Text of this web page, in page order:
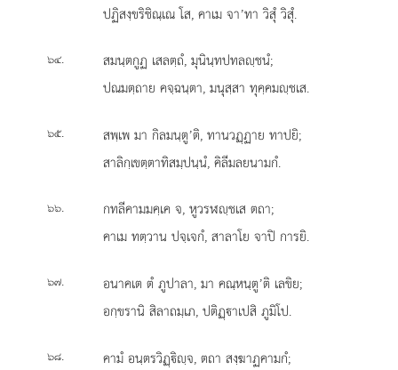
ปฏิสงฺขริชิณฺเณ โส, คาเม จา’ทา วิสุํ วิสุํ.
๖๔.
สมนฺตกูฏ เสลตฺถํ, มุนินฺทปทลฺชนํ;
ปณมตฺถาย คจฺฉนฺตา, มนุสฺสา ทุคฺคมฺชเส.
๖๕.
สพฺเพ มา กิลมนฺตู’ติ, ทานวฏฺฏาย ทาปยิ;
สาลิกฺเขตฺตาทิสมฺปนฺนํ, คิลีมลยนามกํ.
๖๖.
กทลีคามมคฺเค จ, หูวรฬฺชเส ตถา;
คาเม ทตฺวาน ปจฺเจกํ, สาลาโย จาปิ การยิ.
๖๗.
อนาคเต ตํ ภูปาลา, มา คณฺหนฺตู’ติ เลขิย;
อกฺขรานิ สิลาถมฺเภ, ปติฏฺาเปสิ ภูมิโป.
๖๘. คามํ อนฺตรวิฏฺิฺจ, ตถา สงฺฆาฏคามกํ;